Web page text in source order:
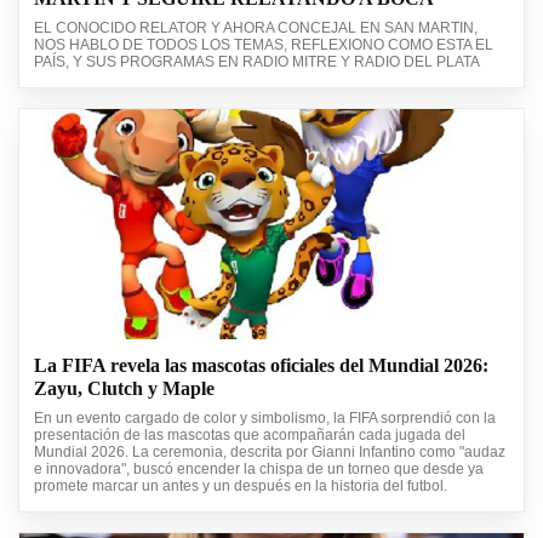
EL CONOCIDO RELATOR Y AHORA CONCEJAL EN SAN MARTIN,
NOS HABLO DE TODOS LOS TEMAS, REFLEXIONO COMO ESTA EL
PAÍS, Y SUS PROGRAMAS EN RADIO MITRE Y RADIO DEL PLATA
La FIFA revela las mascotas oficiales del Mundial 2026:
Zayu, Clutch y Maple
En un evento cargado de color y simbolismo, la FIFA sorprendió con la
presentación de las mascotas que acompañarán cada jugada del
Mundial 2026. La ceremonia, descrita por Gianni Infantino como "audaz
e innovadora", buscó encender la chispa de un torneo que desde ya
promete marcar un antes y un después en la historia del futbol.